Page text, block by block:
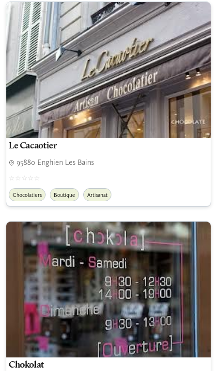
Le Cacaotier
95880 Enghien Les Bains
Chocolatiers Boutique Artisanat
Chokolat